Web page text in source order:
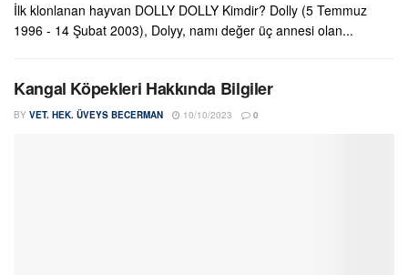
İlk klonlanan hayvan DOLLY DOLLY Kimdir? Dolly (5 Temmuz
1996 - 14 Şubat 2003), Dolyy, namı değer üç annesi olan...
Kangal Köpekleri Hakkında Bilgiler
BY VET. HEK. ÜVEYS BECERMAN 10/10/2023 0